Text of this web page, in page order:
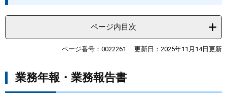
。
て
本
へ
健康・福祉
ページ内目次
ページ番号：0022261 更新日：2025年11月14日更新
業務年報・業務報告書